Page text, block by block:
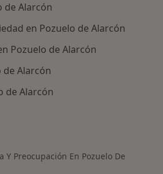
de Alarcón
en Pozuelo de Alarcón
Pozuelo de Alarcón
de Alarcón
de Alarcón
Y Preocupación En Pozuelo De